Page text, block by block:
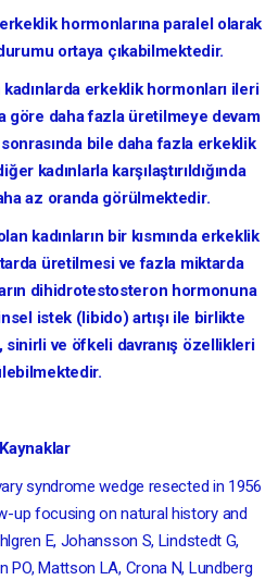
hormonlarına paralel olarak
ortaya çıkabilmektedir.
erkeklik hormonları ileri
göre daha fazla üretilmeye devam
bile daha fazla erkeklik
kadınlarla karşılaştırıldığında
az oranda görülmektedir.
kadınların bir kısmında erkeklik
üretilmesi ve fazla miktarda
dihidrotestosteron hormonuna
istek (libido) artışı ile birlikte
sinirli ve öfkeli davranış özellikleri
Kaynaklar
syndrome wedge resected in 1956
up focusing on natural history and
E, Johansson S, Lindstedt G,
PO, Mattson LA, Crona N, Lundberg